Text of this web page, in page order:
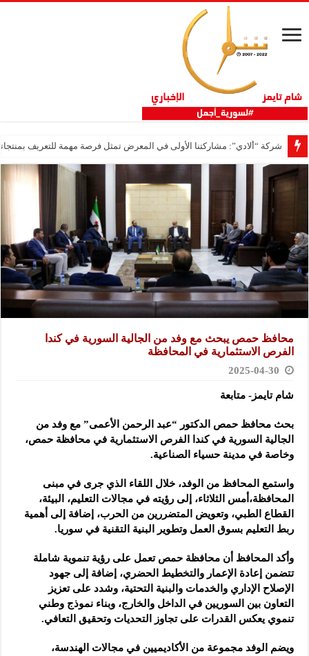
شركة “ألادي”: مشاركتنا الأولى في المعرض تمثل فرصة مهمة للتعريف
محافظ حمص يبحث مع وفد من الجالية السورية في كندا
الفرص الاستثمارية في المحافظة
2025-04-30
شام تايمز- متابعة
بحث محافظ حمص الدكتور “عبد الرحمن الأعمى” مع وفد من
الجالية السورية في كندا الفرص الاستثمارية في محافظة حمص،
وخاصة في مدينة حسياء الصناعية.
واستمع المحافظ من الوفد، خلال اللقاء الذي جرى في مبنى
المحافظة،أمس الثلاثاء، إلى رؤيته في مجالات التعليم، البيئة،
القطاع الطبي، وتعويض المتضررين من الحرب، إضافة إلى أهمية
ربط التعليم بسوق العمل وتطوير البنية التقنية في سوريا.
وأكد المحافظ أن محافظة حمص تعمل على رؤية تنموية شاملة
تتضمن إعادة الإعمار والتخطيط الحضري، إضافة إلى جهود
الإصلاح الإداري والخدمات والبنية التحتية، وشدد على تعزيز
التعاون بين السوريين في الداخل والخارج، وبناء نموذج وطني
تنموي يعكس القدرات على تجاوز التحديات وتحقيق التعافي.
ويضم الوفد مجموعة من الأكاديميين في مجالات الهندسة،